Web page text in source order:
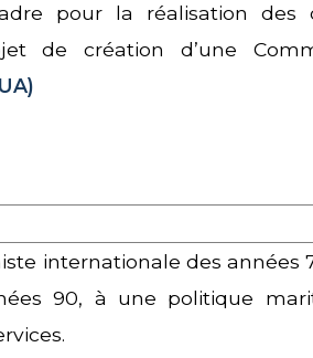
pour la réalisation des
de création d’une
internationale des années
90, à une politique